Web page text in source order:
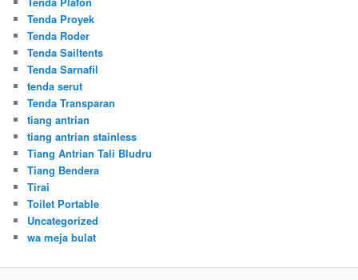
Tenda Proyek
Tenda Roder
Tenda Sailtents
Tenda Sarnafil
tenda serut
Tenda Transparan
tiang antrian
tiang antrian stainless
Tiang Antrian Tali Bludru
Tiang Bendera
Tirai
Toilet Portable
Uncategorized
wa meja bulat